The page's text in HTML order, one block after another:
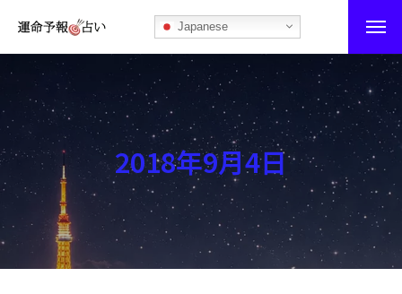
Japanese
運命予報占い
運命予報占いとは
あなたの所属部屋を探そう！
最恐の相性占い
秘伝公開！吉凶カレンダー
2018年9月4日